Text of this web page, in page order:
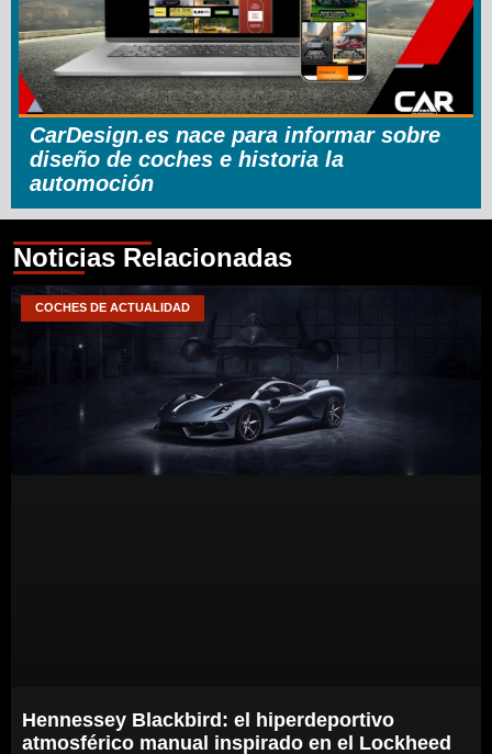
CarDesign.es nace para informar sobre
diseño de coches e historia la
automoción
Noticias Relacionadas
COCHES DE ACTUALIDAD
Hennessey Blackbird: el hiperdeportivo
atmosférico manual inspirado en el Lockheed